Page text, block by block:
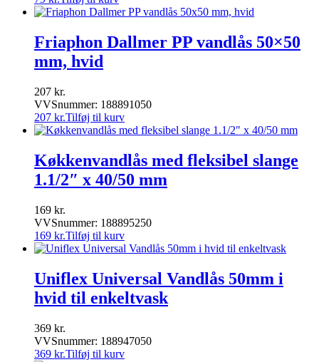
Friaphon Dallmer PP vandlås 50×50
mm, hvid
207 kr.
VVSnummer: 188891050
207 kr.Tilføj til kurv
Køkkenvandlås med fleksibel slange
1.1/2″ x 40/50 mm
169 kr.
VVSnummer: 188895250
169 kr.Tilføj til kurv
Uniflex Universal Vandlås 50mm i
hvid til enkeltvask
369 kr.
VVSnummer: 188947050
369 kr.Tilføj til kurv